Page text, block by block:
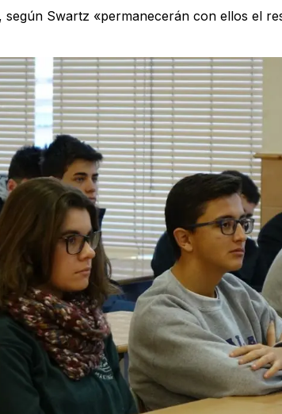
según Swartz «permanecerán con ellos el